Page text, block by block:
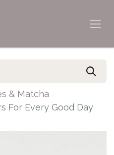
& Matcha
For Every Good Day